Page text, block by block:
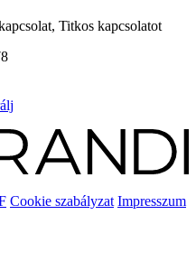
Titkos kapcsolatot
Cookie szabályzat Impresszum